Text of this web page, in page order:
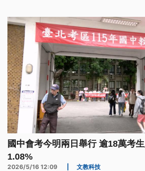
國中會考今明兩日舉行 逾18萬考
1.08%
2026/5/16 12:09 文教科技